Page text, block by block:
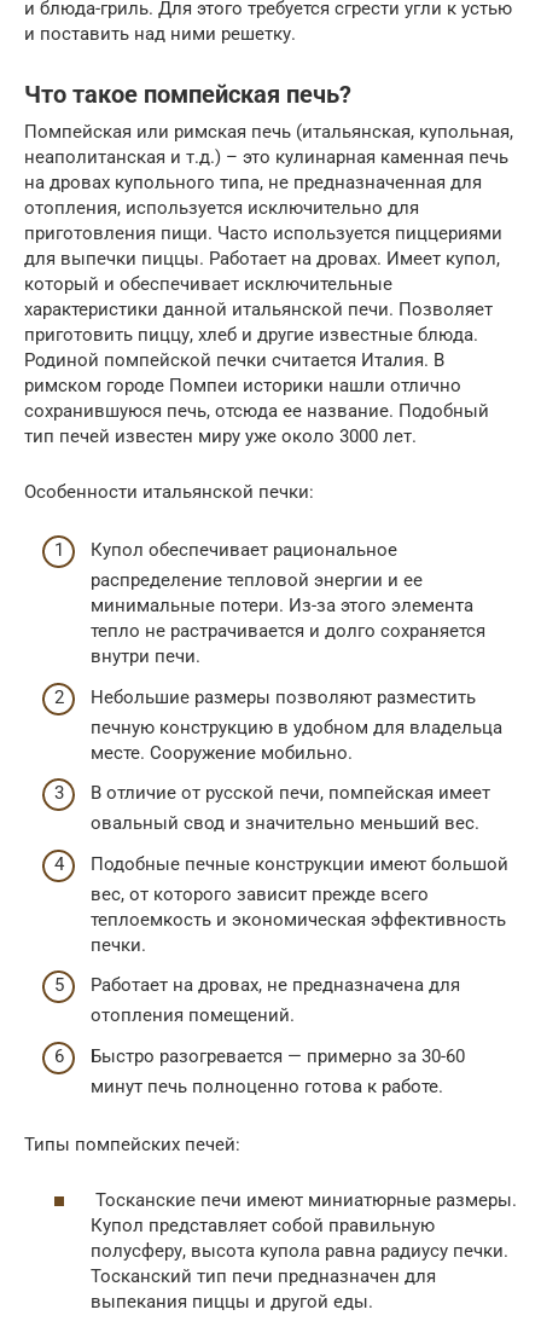
и блюда-гриль. Для этого требуется сгрести угли к устью
и поставить над ними решетку.
Что такое помпейская печь?
Помпейская или римская печь (итальянская, купольная,
неаполитанская и т.д.) – это кулинарная каменная печь
на дровах купольного типа, не предназначенная для
отопления, используется исключительно для
приготовления пищи. Часто используется пиццериями
для выпечки пиццы. Работает на дровах. Имеет купол,
который и обеспечивает исключительные
характеристики данной итальянской печи. Позволяет
приготовить пиццу, хлеб и другие известные блюда.
Родиной помпейской печки считается Италия. В
римском городе Помпеи историки нашли отлично
сохранившуюся печь, отсюда ее название. Подобный
тип печей известен миру уже около 3000 лет.
Особенности итальянской печки:
Купол обеспечивает рациональное
распределение тепловой энергии и ее
минимальные потери. Из-за этого элемента
тепло не растрачивается и долго сохраняется
внутри печи.
Небольшие размеры позволяют разместить
печную конструкцию в удобном для владельца
месте. Сооружение мобильно.
В отличие от русской печи, помпейская имеет
овальный свод и значительно меньший вес.
Подобные печные конструкции имеют большой
вес, от которого зависит прежде всего
теплоемкость и экономическая эффективность
печки.
Работает на дровах, не предназначена для
отопления помещений.
Быстро разогревается — примерно за 30-60
минут печь полноценно готова к работе.
Типы помпейских печей:
Тосканские печи имеют миниатюрные размеры.
Купол представляет собой правильную
полусферу, высота купола равна радиусу печки.
Тосканский тип печи предназначен для
выпекания пиццы и другой еды.